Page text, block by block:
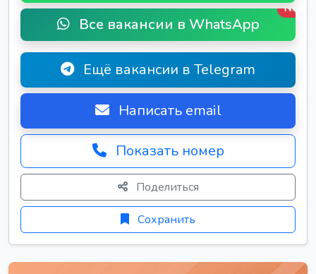
Все вакансии в WhatsApp
New
Ещё вакансии в Telegram
Написать email
Показать номер
Поделиться
Сохранить